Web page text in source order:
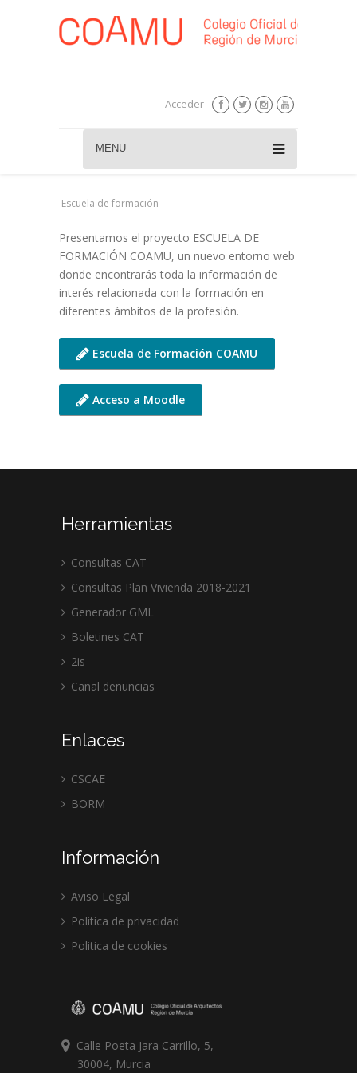
Acceder
MENU
Escuela de formación
Presentamos el proyecto ESCUELA DE
FORMACIÓN COAMU, un nuevo entorno web
donde encontrarás toda la información de
interés relacionada con la formación en
diferentes ámbitos de la profesión.
Escuela de Formación COAMU
Acceso a Moodle
Herramientas
Consultas CAT
Consultas Plan Vivienda 2018-2021
Generador GML
Boletines CAT
2is
Canal denuncias
Enlaces
CSCAE
BORM
Información
Aviso Legal
Politica de privacidad
Politica de cookies
Calle Poeta Jara Carrillo, 5,
30004, Murcia